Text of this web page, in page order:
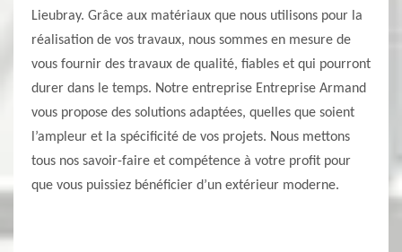
Lieubray. Grâce aux matériaux que nous utilisons pour la
réalisation de vos travaux, nous sommes en mesure de
vous fournir des travaux de qualité, fiables et qui pourront
durer dans le temps. Notre entreprise Entreprise Armand
vous propose des solutions adaptées, quelles que soient
l’ampleur et la spécificité de vos projets. Nous mettons
tous nos savoir-faire et compétence à votre profit pour
que vous puissiez bénéficier d’un extérieur moderne.